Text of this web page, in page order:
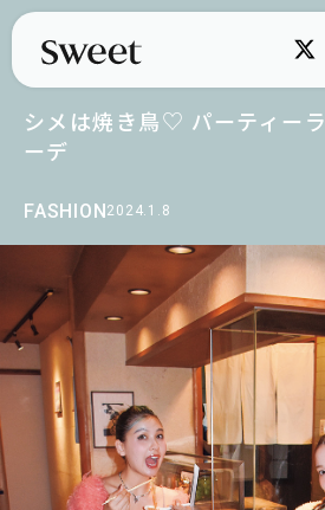
FASHION2024.1.8
シメは焼き鳥♡ パーティー
ーデ